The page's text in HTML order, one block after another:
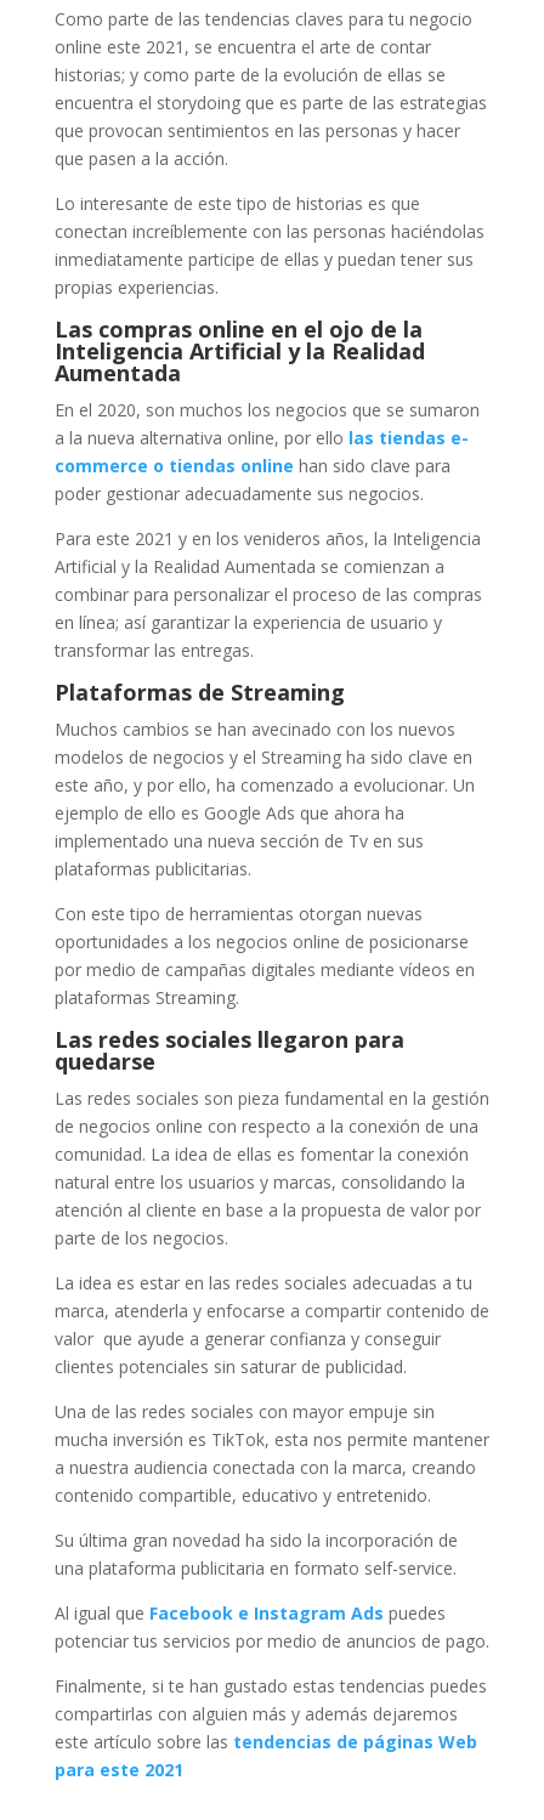
Como parte de las tendencias claves para tu negocio
online este 2021, se encuentra el arte de contar
historias; y como parte de la evolución de ellas se
encuentra el storydoing que es parte de las estrategias
que provocan sentimientos en las personas y hacer
que pasen a la acción.
Lo interesante de este tipo de historias es que
conectan increíblemente con las personas haciéndolas
inmediatamente participe de ellas y puedan tener sus
propias experiencias.
Las compras online en el ojo de la
Inteligencia Artificial y la Realidad
Aumentada
En el 2020, son muchos los negocios que se sumaron
a la nueva alternativa online, por ello las tiendas e-
commerce o tiendas online han sido clave para
poder gestionar adecuadamente sus negocios.
Para este 2021 y en los venideros años, la Inteligencia
Artificial y la Realidad Aumentada se comienzan a
combinar para personalizar el proceso de las compras
en línea; así garantizar la experiencia de usuario y
transformar las entregas.
Plataformas de Streaming
Muchos cambios se han avecinado con los nuevos
modelos de negocios y el Streaming ha sido clave en
este año, y por ello, ha comenzado a evolucionar. Un
ejemplo de ello es Google Ads que ahora ha
implementado una nueva sección de Tv en sus
plataformas publicitarias.
Con este tipo de herramientas otorgan nuevas
oportunidades a los negocios online de posicionarse
por medio de campañas digitales mediante vídeos en
plataformas Streaming.
Las redes sociales llegaron para
quedarse
Las redes sociales son pieza fundamental en la gestión
de negocios online con respecto a la conexión de una
comunidad. La idea de ellas es fomentar la conexión
natural entre los usuarios y marcas, consolidando la
atención al cliente en base a la propuesta de valor por
parte de los negocios.
La idea es estar en las redes sociales adecuadas a tu
marca, atenderla y enfocarse a compartir contenido de
valor que ayude a generar confianza y conseguir
clientes potenciales sin saturar de publicidad.
Una de las redes sociales con mayor empuje sin
mucha inversión es TikTok, esta nos permite mantener
a nuestra audiencia conectada con la marca, creando
contenido compartible, educativo y entretenido.
Su última gran novedad ha sido la incorporación de
una plataforma publicitaria en formato self-service.
Al igual que Facebook e Instagram Ads puedes
potenciar tus servicios por medio de anuncios de pago.
Finalmente, si te han gustado estas tendencias puedes
compartirlas con alguien más y además dejaremos
este artículo sobre las tendencias de páginas Web
para este 2021